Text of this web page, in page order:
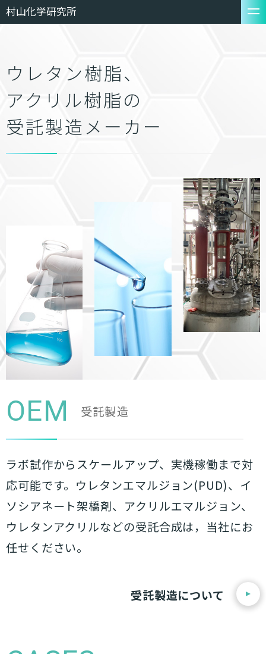
村山化学研究所
ウレタン樹脂、
アクリル樹脂の
受託製造メーカー
OEM 受託製造
ラボ試作からスケールアップ、実機稼働まで対
応可能です。ウレタンエマルジョン(PUD)、イ
ソシアネート架橋剤、アクリルエマルジョン、
ウレタンアクリルなどの受託合成は，当社にお
任せください。
受託製造について